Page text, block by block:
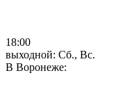
18:00
выходной: Сб., Вс.
В Воронеже: